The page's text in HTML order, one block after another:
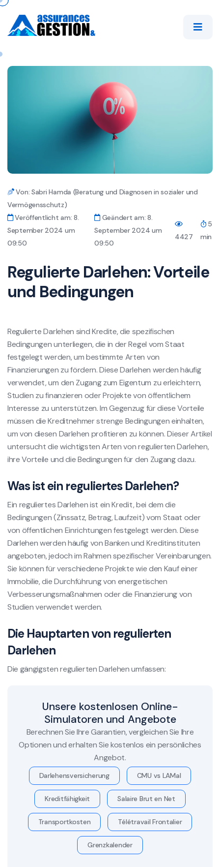
Von: Sabri Hamda (Beratung und Diagnosen in sozialer und
Vermögensschutz)
Veröffentlicht am: 8.
September 2024 um
09:50
Geändert am: 8.
September 2024 um
09:50
4427
5
min
Regulierte Darlehen: Vorteile
und Bedingungen
Regulierte Darlehen sind Kredite, die spezifischen
Bedingungen unterliegen, die in der Regel vom Staat
festgelegt werden, um bestimmte Arten von
Finanzierungen zu fördern. Diese Darlehen werden häufig
verwendet, um den Zugang zum Eigentum zu erleichtern,
Studien zu finanzieren oder Projekte von öffentlichem
Interesse zu unterstützen. Im Gegenzug für diese Vorteile
müssen die Kreditnehmer strenge Bedingungen einhalten,
um von diesen Darlehen profitieren zu können. Dieser Artikel
untersucht die wichtigsten Arten von regulierten Darlehen,
ihre Vorteile und die Bedingungen für den Zugang dazu.
Was ist ein reguliertes Darlehen?
Ein reguliertes Darlehen ist ein Kredit, bei dem die
Bedingungen (Zinssatz, Betrag, Laufzeit) vom Staat oder
von öffentlichen Einrichtungen festgelegt werden. Diese
Darlehen werden häufig von Banken und Kreditinstituten
angeboten, jedoch im Rahmen spezifischer Vereinbarungen.
Sie können für verschiedene Projekte wie den Kauf einer
Immobilie, die Durchführung von energetischen
Verbesserungsmaßnahmen oder die Finanzierung von
Studien verwendet werden.
Die Hauptarten von regulierten
Darlehen
Die gängigsten regulierten Darlehen umfassen:
Unsere kostenlosen Online-
Simulatoren und Angebote
Berechnen Sie Ihre Garantien, vergleichen Sie Ihre
Optionen und erhalten Sie kostenlos ein persönliches
Angebot.
Darlehensversicherung CMU vs LAMal
Kreditfähigkeit Salaire Brut en Net
Transportkosten Télétravail Frontalier
Grenzkalender